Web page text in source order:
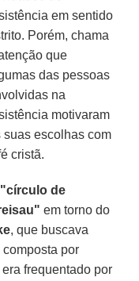
em sentido
Porém, chama
que
das pessoas
na
motivaram
suas escolhas com
cristã.
"círculo de
em torno do
, que buscava
por
frequentado por